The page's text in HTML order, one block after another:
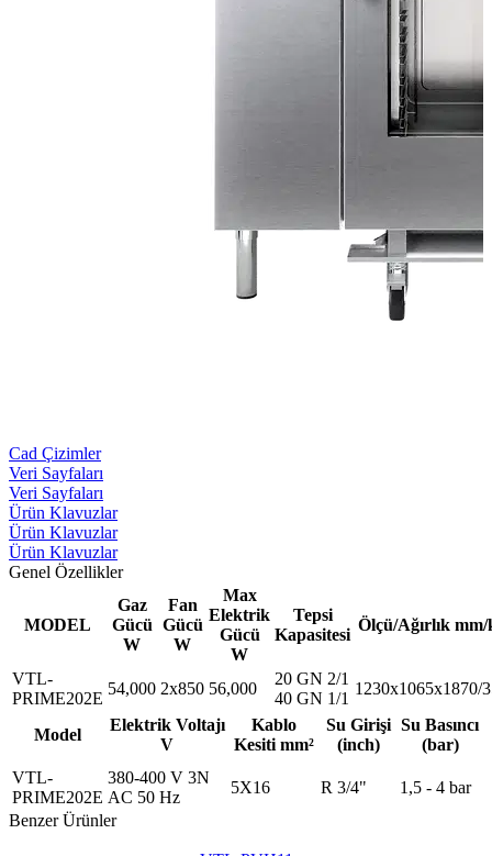
Cad Çizimler
Veri Sayfaları
Veri Sayfaları
Ürün Klavuzlar
Ürün Klavuzlar
Ürün Klavuzlar
Genel Özellikler
MODEL
Gaz
Gücü
W
Fan
Gücü
W
Max
Elektrik
Gücü
W
Tepsi
Kapasitesi
Ölçü/Ağırlık mm/
VTL-
PRIME202E
54,000 2x850 56,000
20 GN 2/1
40 GN 1/1
1230x1065x1870/
Model
Elektrik Voltajı
V
Kablo
Kesiti mm²
Su Girişi
(inch)
Su Basıncı
(bar)
VTL-
PRIME202E
380-400 V 3N
AC 50 Hz
5X16 R 3/4"
1,5 - 4 bar
Benzer Ürünler